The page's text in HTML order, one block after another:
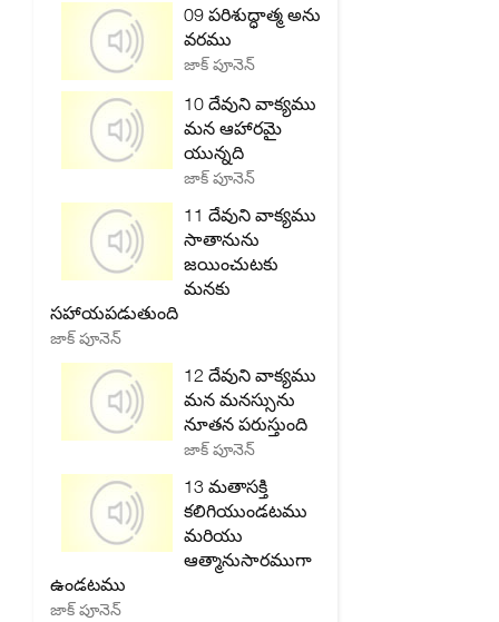
09 పరిశుద్ధాత్మ అను
వరము
జాక్ పూనెన్
10 దేవుని వాక్యము
మన ఆహారమై
యున్నది
జాక్ పూనెన్
11 దేవుని వాక్యము
సాతానును
జయించుటకు
మనకు
సహాయపడుతుంది
జాక్ పూనెన్
12 దేవుని వాక్యము
మన మనస్సును
నూతన పరుస్తుంది
జాక్ పూనెన్
13 మతాసక్తి
కలిగియుండటము
మరియు
ఆత్మానుసారముగా
ఉండటము
జాక్ పూనెన్